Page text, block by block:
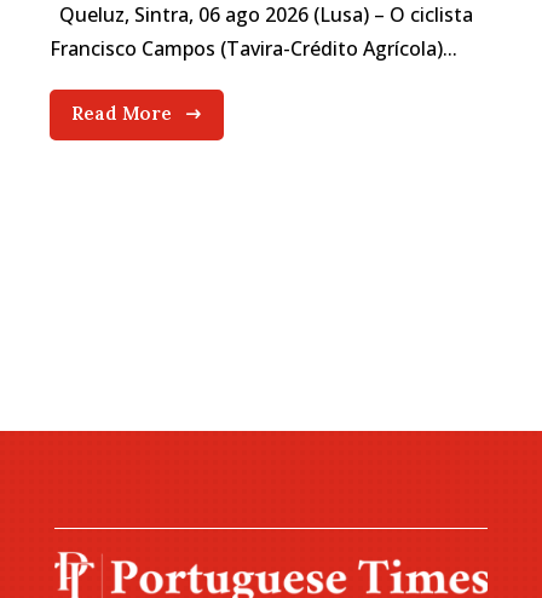
Queluz, Sintra, 06 ago 2026 (Lusa) – O ciclista
Francisco Campos (Tavira-Crédito Agrícola)...
Read More